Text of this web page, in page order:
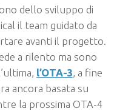
dello sviluppo di
il team guidato da
avanti il progetto.
a rilento ma sono
l’OTA-3, a fine
ancora basata su
la prossima OTA-4